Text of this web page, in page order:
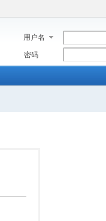
用户名
密码